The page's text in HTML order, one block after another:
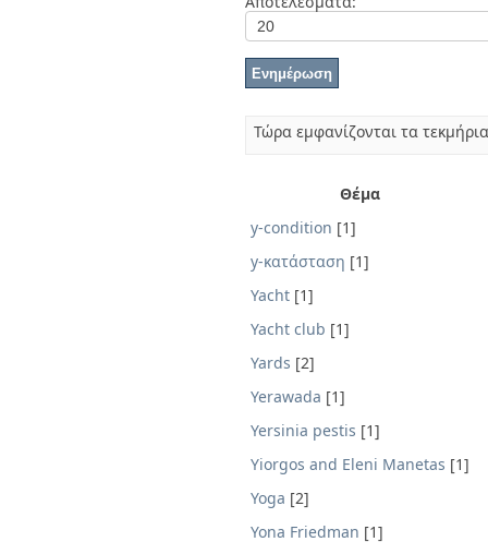
Τώρα εμφανίζονται τα
Θέμα
y-condition [1]
y-κατάσταση [1]
Yacht [1]
Yacht club [1]
Yards [2]
Yerawada [1]
Yersinia pestis [1]
Yiorgos and Eleni Manetas [1]
Yoga [2]
Yona Friedman [1]